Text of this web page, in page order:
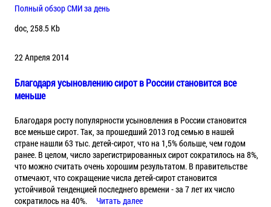
Полный обзор СМИ за день
doc, 258.5 Kb
22 Апреля 2014
Благодаря усыновлению сирот в России становится все
меньше
Благодаря росту популярности усыновления в России становится
все меньше сирот. Так, за прошедший 2013 год семью в нашей
стране нашли 63 тыс. детей-сирот, что на 1,5% больше, чем годом
ранее. В целом, число зарегистрированных сирот сократилось на 8%,
что можно считать очень хорошим результатом. В правительстве
отмечают, что сокращение числа детей-сирот становится
устойчивой тенденцией последнего времени - за 7 лет их число
сократилось на 40%.
Читать далее